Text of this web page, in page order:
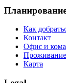
Как
Контакт
Офис и
Проживание
Карта